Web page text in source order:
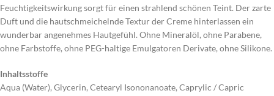
Feuchtigkeitswirkung sorgt für einen strahlend schönen Teint. Der zarte
Duft und die hautschmeichelnde Textur der Creme hinterlassen ein
wunderbar angenehmes Hautgefühl. Ohne Mineralöl, ohne Parabene,
ohne Farbstoffe, ohne PEG-haltige Emulgatoren Derivate, ohne Silikone.
Inhaltsstoffe
Aqua (Water), Glycerin, Cetearyl Isononanoate, Caprylic / Capric